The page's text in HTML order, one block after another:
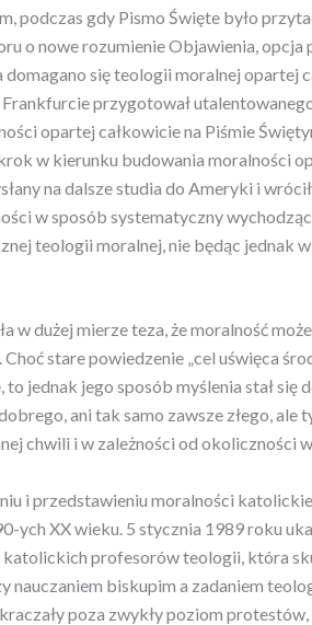
podczas gdy Pismo Święte było
o nowe rozumienie Objawienia, opcja
domagano się teologii moralnej opartej
przygotował
opartej całkowicie na Piśmie
w kierunku budowania moralności
na dalsze studia do Ameryki i
w sposób systematyczny
teologii moralnej, nie będąc jednak
w dużej mierze teza, że ​​moralność
Choć stare powiedzenie „cel uświęca
jednak jego sposób myślenia stał się
ani tak samo zawsze złego, ale
chwili i w zależności od okoliczności
i przedstawieniu moralności
ych XX wieku. 5 stycznia 1989 roku
profesorów teologii, która
nauczaniem biskupim a zadaniem
poza zwykły poziom